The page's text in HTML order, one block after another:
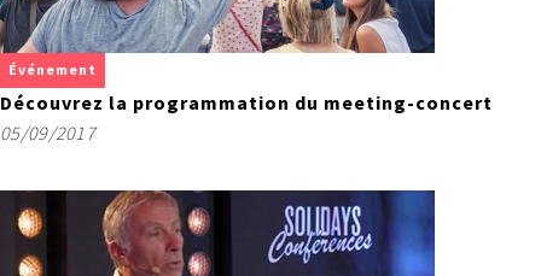
Événement
Découvrez la programmation du meeting-concert
05/09/2017